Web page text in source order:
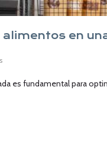
en
es fundamental para